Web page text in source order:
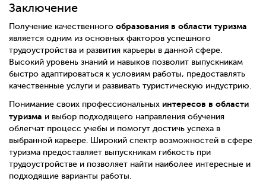
Заключение
Получение качественного образования в области туризма
является одним из основных факторов успешного
трудоустройства и развития карьеры в данной сфере.
Высокий уровень знаний и навыков позволит выпускникам
быстро адаптироваться к условиям работы, предоставлять
качественные услуги и развивать туристическую индустрию.
Понимание своих профессиональных интересов в области
туризма и выбор подходящего направления обучения
облегчат процесс учебы и помогут достичь успеха в
выбранной карьере. Широкий спектр возможностей в сфере
туризма предоставляет выпускникам гибкость при
трудоустройстве и позволяет найти наиболее интересные и
подходящие варианты работы.